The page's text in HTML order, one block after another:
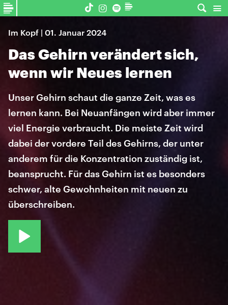
Im Kopf | 01. Januar 2024
Das Gehirn verändert sich,
wenn wir Neues lernen
Unser Gehirn schaut die ganze Zeit, was es
lernen kann. Bei Neuanfängen wird aber immer
viel Energie verbraucht. Die meiste Zeit wird
dabei der vordere Teil des Gehirns, der unter
anderem für die Konzentration zuständig ist,
beansprucht. Für das Gehirn ist es besonders
schwer, alte Gewohnheiten mit neuen zu
überschreiben.